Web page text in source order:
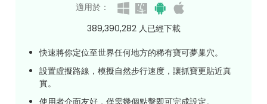
適用於：
389,390,287 人已經下載
快速將你定位至世界任何地方的稀有寶可夢巢穴。
設置虛擬路線，模擬自然步行速度，讓抓寶更貼近真
實。
使用者介面友好，僅需幾個點擊即可完成設定。